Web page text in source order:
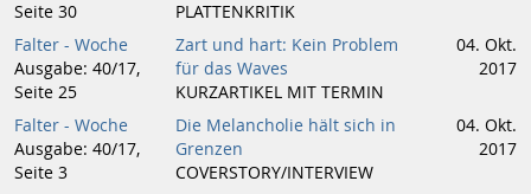
Seite 30
PLATTENKRITIK
Falter - Woche
Ausgabe: 40/17,
Seite 25
Zart und hart: Kein Problem
für das Waves
KURZARTIKEL MIT TERMIN
04. Okt.
2017
Falter - Woche
Ausgabe: 40/17,
Seite 3
Die Melancholie hält sich in
Grenzen
COVERSTORY/INTERVIEW
04. Okt.
2017